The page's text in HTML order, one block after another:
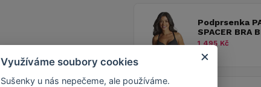
Podprsenka
SPACER BRA
1 495 Kč
Využíváme soubory cookies
Sušenky u nás nepečeme, ale používáme.